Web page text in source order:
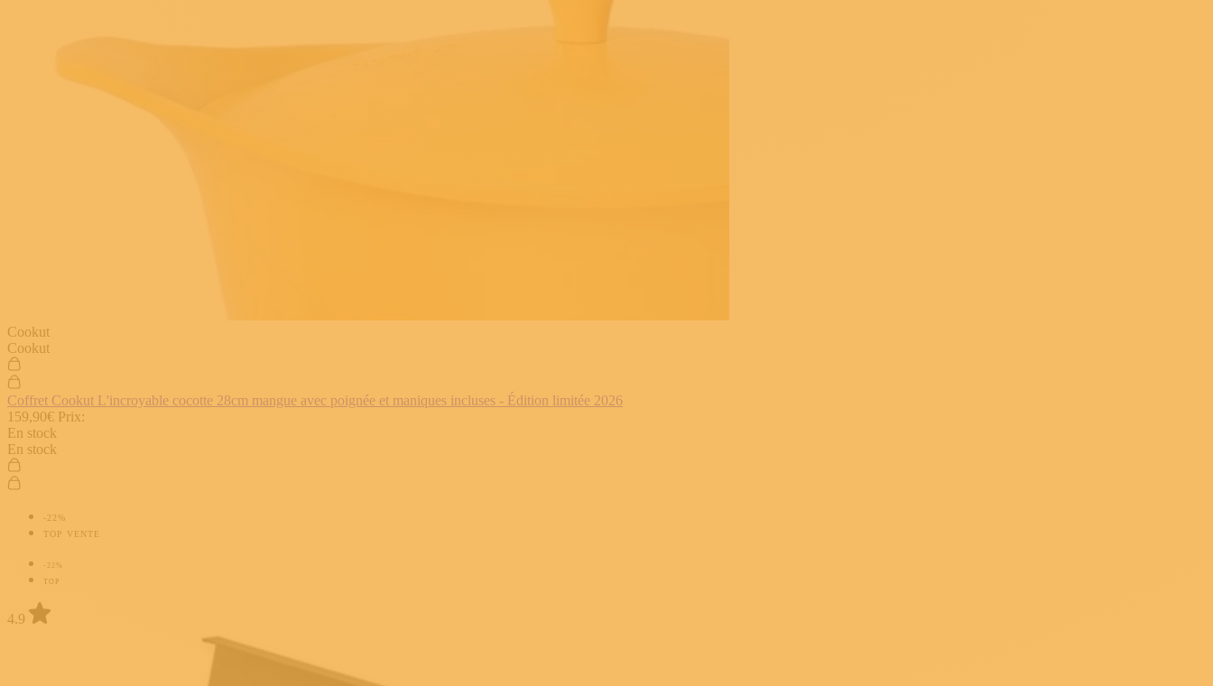
Cookut
Cookut
Coffret Cookut L'incroyable cocotte 28cm mangue avec poignée et maniques incluses - Édition limitée 2026
159,90€ Prix:
En stock
En stock
-22%
TOP VENTE
-22%
TOP
4.9